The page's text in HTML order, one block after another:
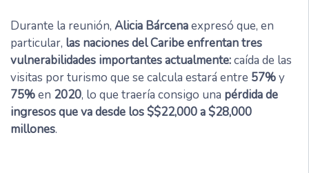
Durante la reunión, Alicia Bárcenaexpresó que, en
particular, las naciones del Caribe enfrentan tres
vulnerabilidades importantes actualmente:caída de las
visitas por turismo que se calcula estará entre 57%y
75%en 2020, lo que traería consigo una pérdida de
ingresos que va desde los $$22,000 a $28,000
millones.